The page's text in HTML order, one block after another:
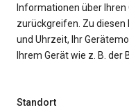
Informationen über
zurückgreifen. Zu
und Uhrzeit, Ihr
Ihrem Gerät wie z. B.
Standort